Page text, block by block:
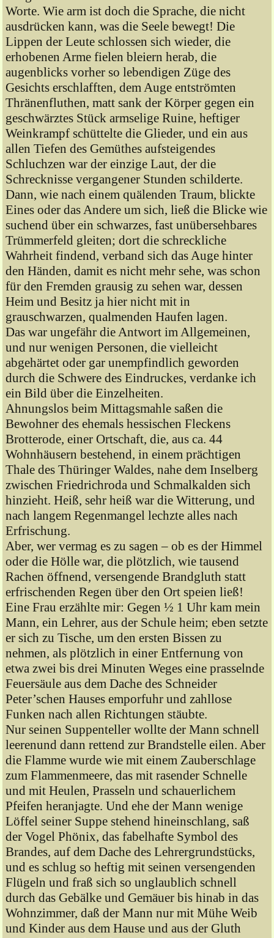
Worte. Wie arm ist doch die Sprache, die nicht
ausdrücken kann, was die Seele bewegt! Die
Lippen der Leute schlossen sich wieder, die
erhobenen Arme fielen bleiern herab, die
augenblicks vorher so lebendigen Züge des
Gesichts erschlafften, dem Auge entströmten
Thränenfluthen, matt sank der Körper gegen ein
geschwärztes Stück armselige Ruine, heftiger
Weinkrampf schüttelte die Glieder, und ein aus
allen Tiefen des Gemüthes aufsteigendes
Schluchzen war der einzige Laut, der die
Schrecknisse vergangener Stunden schilderte.
Dann, wie nach einem quälenden Traum, blickte
Eines oder das Andere um sich, ließ die Blicke wie
suchend über ein schwarzes, fast unübersehbares
Trümmerfeld gleiten; dort die schreckliche
Wahrheit findend, verband sich das Auge hinter
den Händen, damit es nicht mehr sehe, was schon
für den Fremden grausig zu sehen war, dessen
Heim und Besitz ja hier nicht mit in
grauschwarzen, qualmenden Haufen lagen.
Das war ungefähr die Antwort im Allgemeinen,
und nur wenigen Personen, die vielleicht
abgehärtet oder gar unempfindlich geworden
durch die Schwere des Eindruckes, verdanke ich
ein Bild über die Einzelheiten.
Ahnungslos beim Mittagsmahle saßen die
Bewohner des ehemals hessischen Fleckens
Brotterode, einer Ortschaft, die, aus ca. 44
Wohnhäusern bestehend, in einem prächtigen
Thale des Thüringer Waldes, nahe dem Inselberg
zwischen Friedrichroda und Schmalkalden sich
hinzieht. Heiß, sehr heiß war die Witterung, und
nach langem Regenmangel lechzte alles nach
Erfrischung.
Aber, wer vermag es zu sagen – ob es der Himmel
oder die Hölle war, die plötzlich, wie tausend
Rachen öffnend, versengende Brandgluth statt
erfrischenden Regen über den Ort speien ließ!
Eine Frau erzählte mir: Gegen ½ 1 Uhr kam mein
Mann, ein Lehrer, aus der Schule heim; eben setzte
er sich zu Tische, um den ersten Bissen zu
nehmen, als plötzlich in einer Entfernung von
etwa zwei bis drei Minuten Weges eine prasselnde
Feuersäule aus dem Dache des Schneider
Peter’schen Hauses emporfuhr und zahllose
Funken nach allen Richtungen stäubte.
Nur seinen Suppenteller wollte der Mann schnell
leerenund dann rettend zur Brandstelle eilen. Aber
die Flamme wurde wie mit einem Zauberschlage
zum Flammenmeere, das mit rasender Schnelle
und mit Heulen, Prasseln und schauerlichem
Pfeifen heranjagte. Und ehe der Mann wenige
Löffel seiner Suppe stehend hineinschlang, saß
der Vogel Phönix, das fabelhafte Symbol des
Brandes, auf dem Dache des Lehrergrundstücks,
und es schlug so heftig mit seinen versengenden
Flügeln und fraß sich so unglaublich schnell
durch das Gebälke und Gemäuer bis hinab in das
Wohnzimmer, daß der Mann nur mit Mühe Weib
und Kinder aus dem Hause und aus der Gluth